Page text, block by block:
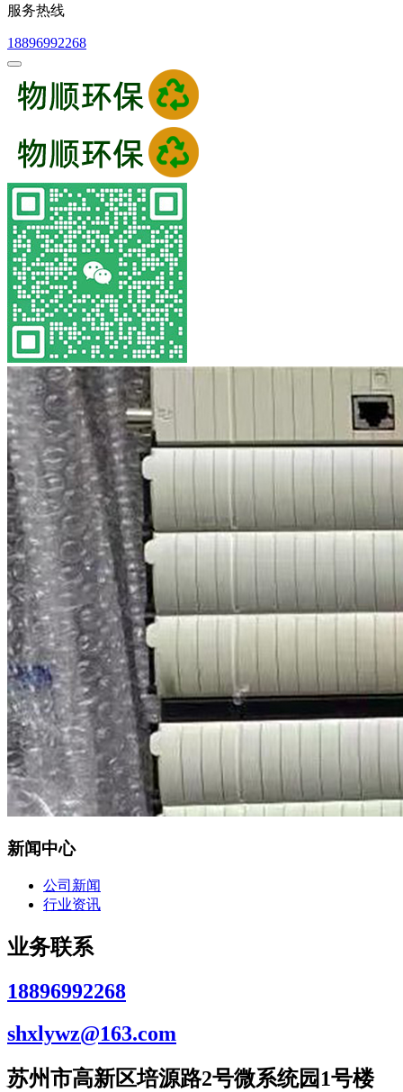
服务热线
18896992268
新闻中心
公司新闻
行业资讯
业务联系
18896992268
shxlywz@163.com
苏州市高新区培源路2号微系统园1号楼